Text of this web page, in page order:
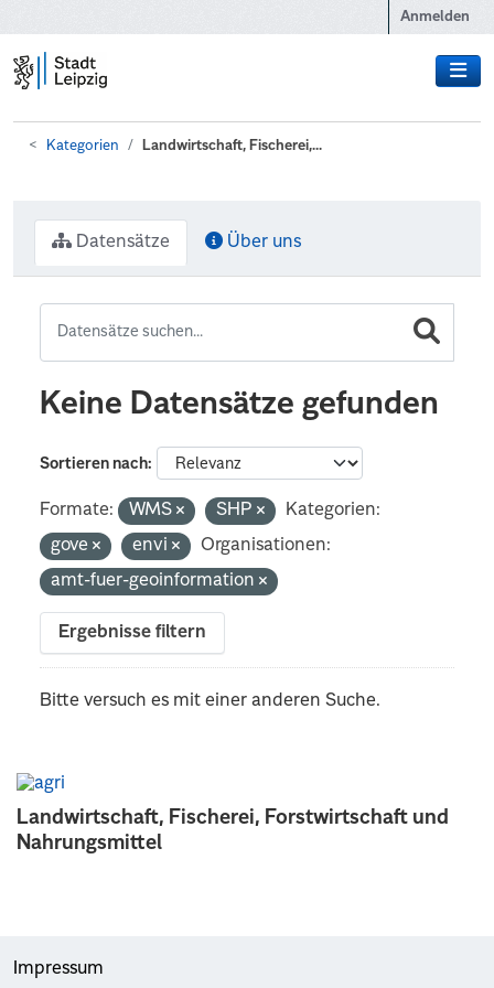
Anmelden
Kategorien Landwirtschaft, Fischerei,...
Landwirtschaft, Fischerei, Forstwirtschaft und
Nahrungsmittel
Datensätze Über uns
Keine Datensätze gefunden
Sortieren nach
Formate: WMS SHP
Kategorien:
gove
envi
Organisationen:
amt-fuer-geoinformation
Ergebnisse filtern
Bitte versuch es mit einer anderen Suche.
Impressum